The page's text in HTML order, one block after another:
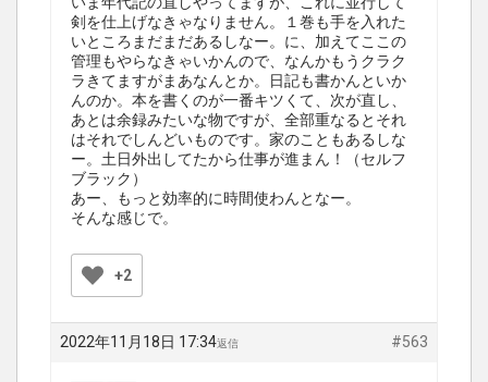
剣を仕上げなきゃなりません。１巻も手を入れた
いところまだまだあるしなー。に、加えてここの
管理もやらなきゃいかんので、なんかもうクラク
ラきてますがまあなんとか。日記も書かんといか
んのか。本を書くのが一番キツくて、次が直し、
あとは余録みたいな物ですが、全部重なるとそれ
はそれでしんどいものです。家のこともあるしな
ー。土日外出してたから仕事が進まん！（セルフ
ブラック）
あー、もっと効率的に時間使わんとなー。
そんな感じで。
+2
2022年11月18日 17:34 #563
返信